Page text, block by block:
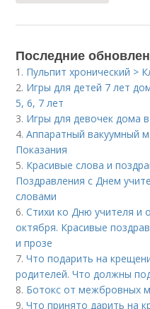
Последние
1. Пульпит хронический >
2. Игры для детей 7 лет
5, 6, 7 лет
3. Игры для девочек дома
4.Аппаратный вакуумный
Показания
5. Красивые слова и
Поздравления с Днем
словами
6.Стихи ко Дню учителя и
октября. Красивые
и прозе
7.Что подарить на
родителей. Что должны
8. Ботокс от межбровных
9.Что принято дарить на